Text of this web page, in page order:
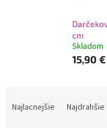
cm
Skladom
15,90 €
Najlacnejšie Najdrahšie